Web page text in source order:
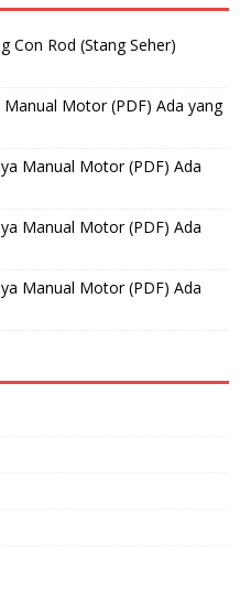
Con Rod (Stang Seher)
Motor (PDF) Ada yang
Manual Motor (PDF) Ada
Manual Motor (PDF) Ada
Manual Motor (PDF) Ada